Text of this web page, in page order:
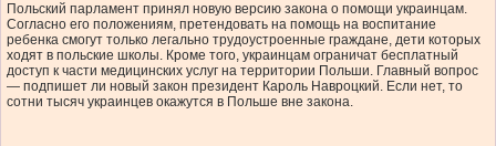
Польский парламент принял новую версию закона о помощи украинцам.
Согласно его положениям, претендовать на помощь на воспитание
ребенка смогут только легально трудоустроенные граждане, дети которых
ходят в польские школы. Кроме того, украинцам ограничат бесплатный
доступ к части медицинских услуг на территории Польши. Главный вопрос
— подпишет ли новый закон президент Кароль Навроцкий. Если нет, то
сотни тысяч украинцев окажутся в Польше вне закона.